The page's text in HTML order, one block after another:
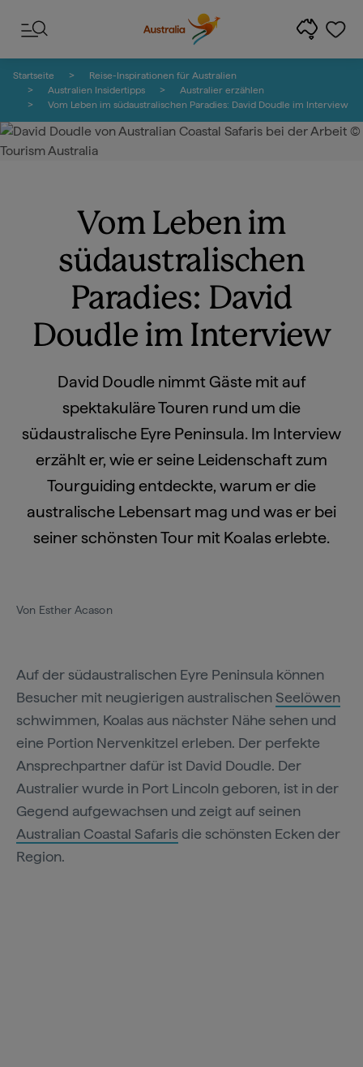
Startseite
Reise-Inspirationen für Australien
Australien Insidertipps
Australier erzählen
Vom Leben im südaustralischen Paradies: David Doudle im Interview
Vom Leben im
südaustralischen
Paradies: David
Doudle im Interview
David Doudle nimmt Gäste mit auf
spektakuläre Touren rund um die
südaustralische Eyre Peninsula. Im Interview
erzählt er, wie er seine Leidenschaft zum
Tourguiding entdeckte, warum er die
australische Lebensart mag und was er bei
seiner schönsten Tour mit Koalas erlebte.
Von Esther Acason
Auf der südaustralischen Eyre Peninsula können
Besucher mit neugierigen australischenSeelöwen
schwimmen, Koalas aus nächster Nähe sehen und
eine Portion Nervenkitzel erleben. Der perfekte
Ansprechpartner dafür ist David Doudle. Der
Australier wurde in Port Lincoln geboren, ist in der
Gegend aufgewachsen und zeigt auf seinen
Australian Coastal Safarisdie schönsten Ecken der
Region.